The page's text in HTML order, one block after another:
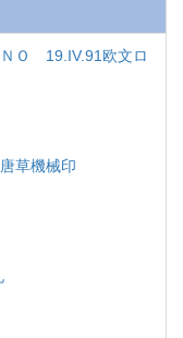
Ｏ 19.IV.91欧文ロ
草機械印